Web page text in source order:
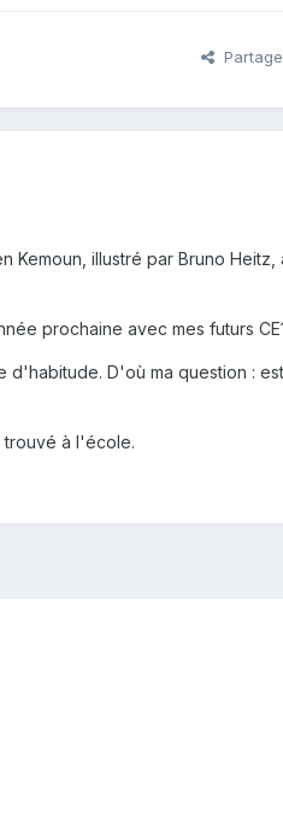
illustré par Bruno Heitz,
prochaine avec mes futurs
D'où ma question :
à l'école.